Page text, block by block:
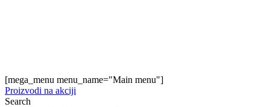
[mega_menu menu_name="Main menu"]
Proizvodi na akciji
Search